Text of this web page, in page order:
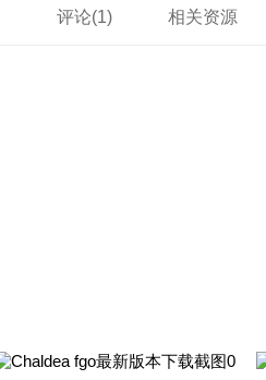
评论(1) 相关资源